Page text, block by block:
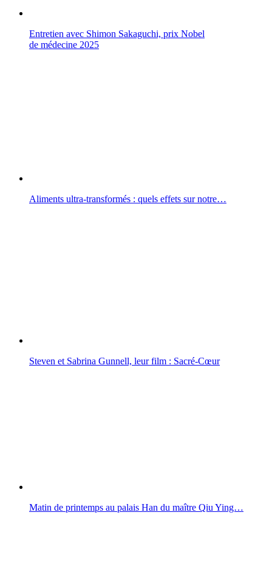
Entretien avec Shimon Sakaguchi, prix Nobel
de médecine 2025
Aliments ultra-transformés : quels effets sur notre…
Steven et Sabrina Gunnell, leur film : Sacré-Cœur
Matin de printemps au palais Han du maître Qiu Ying…